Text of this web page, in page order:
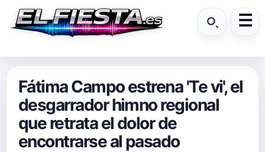
Fátima Campo estrena 'Te vi', el
desgarrador himno regional
que retrata el dolor de
encontrarse al pasado